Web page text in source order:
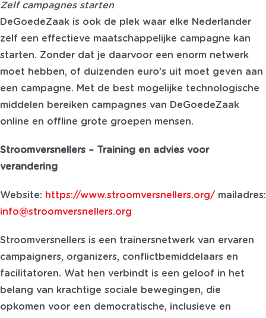
Zelf campagnes starten
DeGoedeZaak is ook de plek waar elke Nederlander
zelf een effectieve maatschappelijke campagne kan
starten. Zonder dat je daarvoor een enorm netwerk
moet hebben, of duizenden euro’s uit moet geven aan
een campagne. Met de best mogelijke technologische
middelen bereiken campagnes van DeGoedeZaak
online en offline grote groepen mensen.
Stroomversnellers – Training en advies voor
verandering
Website: https://www.stroomversnellers.org/mailadres:
info@stroomversnellers.org
Stroomversnellers is een trainersnetwerk van ervaren
campaigners, organizers, conflictbemiddelaars en
facilitatoren. Wat hen verbindt is een geloof in het
belang van krachtige sociale bewegingen, die
opkomen voor een democratische, inclusieve en